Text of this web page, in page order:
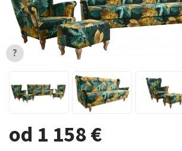
od 1 158 €
?